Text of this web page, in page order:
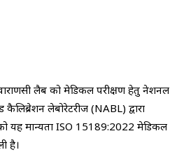
लैब को मेडिकल परीक्षण हेतु नेशनल
कैलिब्रेशन लेबोरेटरीज (NABL) द्वारा
यह मान्यता ISO 15189:2022 मेडिकल
है।